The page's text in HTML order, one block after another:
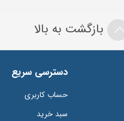
بازگشت به بالا
دسترسی سریع
حساب کاربری
سبد خرید